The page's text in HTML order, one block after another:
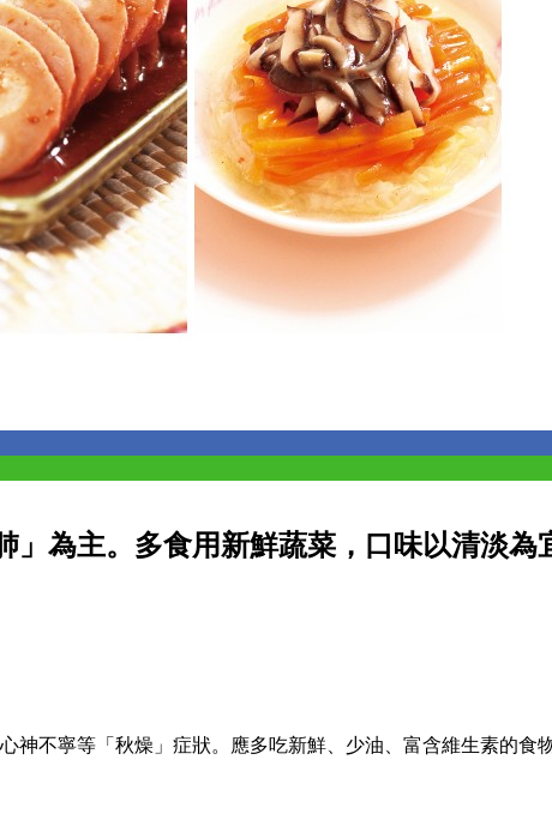
」為主。多食用新鮮蔬菜，口味以清淡
神不寧等「秋燥」症狀。應多吃新鮮、少油、富含維生素的食